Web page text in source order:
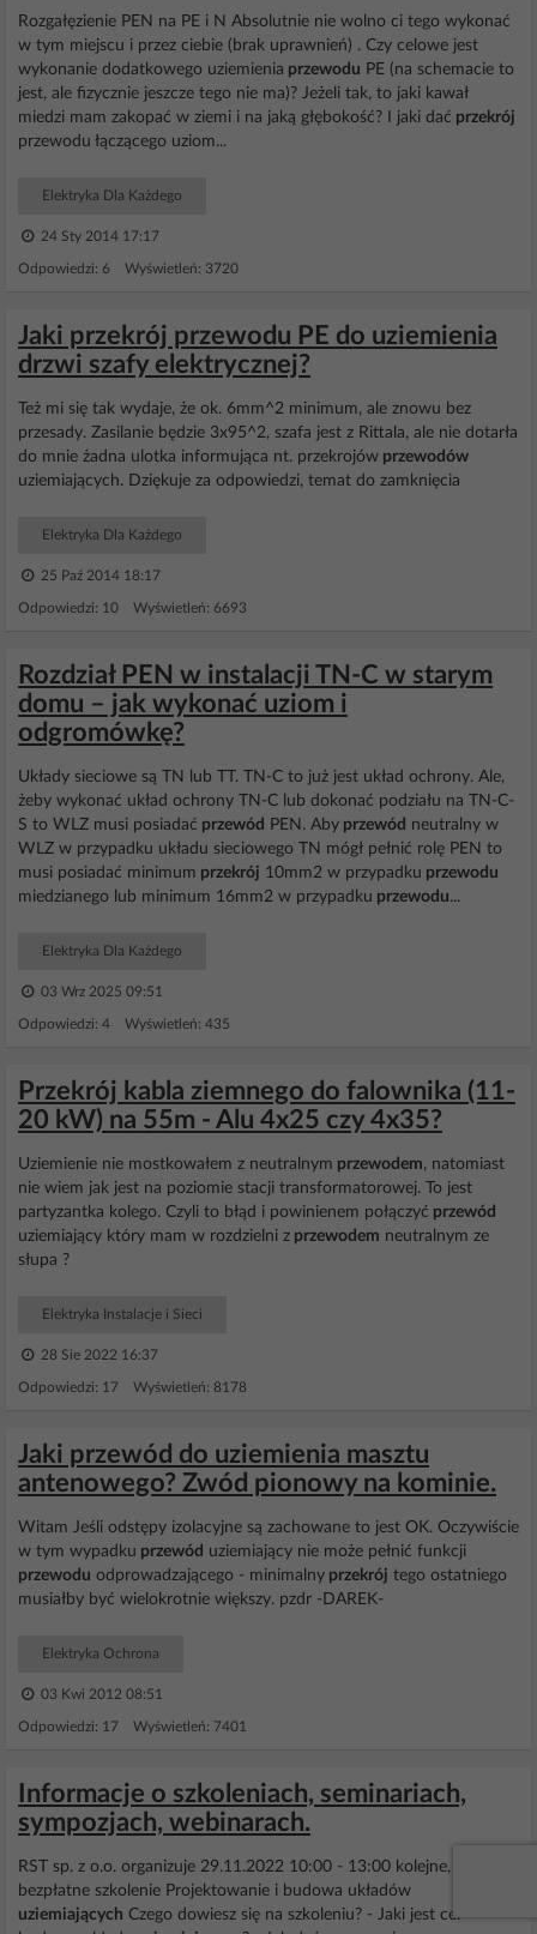
Rozgałęzienie PEN na PE i N Absolutnie nie wolno ci tego wykonać
w tym miejscu i przez ciebie (brak uprawnień) . Czy celowe jest
wykonanie dodatkowego uziemienia przewodu PE (na schemacie to
jest, ale fizycznie jeszcze tego nie ma)? Jeżeli tak, to jaki kawał
miedzi mam zakopać w ziemi i na jaką głębokość? I jaki dać przekrój
przewodu łączącego uziom...
Elektryka Dla Każdego
24 Sty 2014 17:17
Odpowiedzi: 6 Wyświetleń: 3720
Jaki przekrój przewodu PE do uziemienia
drzwi szafy elektrycznej?
Też mi się tak wydaje, że ok. 6mm^2 minimum, ale znowu bez
przesady. Zasilanie będzie 3x95^2, szafa jest z Rittala, ale nie dotarła
do mnie żadna ulotka informująca nt. przekrojów przewodów
uziemiających. Dziękuje za odpowiedzi, temat do zamknięcia
Elektryka Dla Każdego
25 Paź 2014 18:17
Odpowiedzi: 10 Wyświetleń: 6693
Rozdział PEN w instalacji TN-C w starym
domu – jak wykonać uziom i
odgromówkę?
Układy sieciowe są TN lub TT. TN-C to już jest układ ochrony. Ale,
żeby wykonać układ ochrony TN-C lub dokonać podziału na TN-C-
S to WLZ musi posiadać przewód PEN. Aby przewód neutralny w
WLZ w przypadku układu sieciowego TN mógł pełnić rolę PEN to
musi posiadać minimum przekrój 10mm2 w przypadku przewodu
miedzianego lub minimum 16mm2 w przypadku przewodu...
Elektryka Dla Każdego
03 Wrz 2025 09:51
Odpowiedzi: 4 Wyświetleń: 435
Przekrój kabla ziemnego do falownika (11-
20 kW) na 55m - Alu 4x25 czy 4x35?
Uziemienie nie mostkowałem z neutralnym przewodem, natomiast
nie wiem jak jest na poziomie stacji transformatorowej. To jest
partyzantka kolego. Czyli to błąd i powinienem połączyć przewód
uziemiający który mam w rozdzielni z przewodem neutralnym ze
słupa ?
Elektryka Instalacje i Sieci
28 Sie 2022 16:37
Odpowiedzi: 17 Wyświetleń: 8178
Jaki przewód do uziemienia masztu
antenowego? Zwód pionowy na kominie.
Witam Jeśli odstępy izolacyjne są zachowane to jest OK. Oczywiście
w tym wypadku przewód uziemiający nie może pełnić funkcji
przewodu odprowadzającego - minimalny przekrój tego ostatniego
musiałby być wielokrotnie większy. pzdr -DAREK-
Elektryka Ochrona
03 Kwi 2012 08:51
Odpowiedzi: 17 Wyświetleń: 7401
Informacje o szkoleniach, seminariach,
sympozjach, webinarach.
RST sp. z o.o. organizuje 29.11.2022 10:00 - 13:00 kolejne,
bezpłatne szkolenie Projektowanie i budowa układów
uziemiających Czego dowiesz się na szkoleniu? - Jaki jest cel